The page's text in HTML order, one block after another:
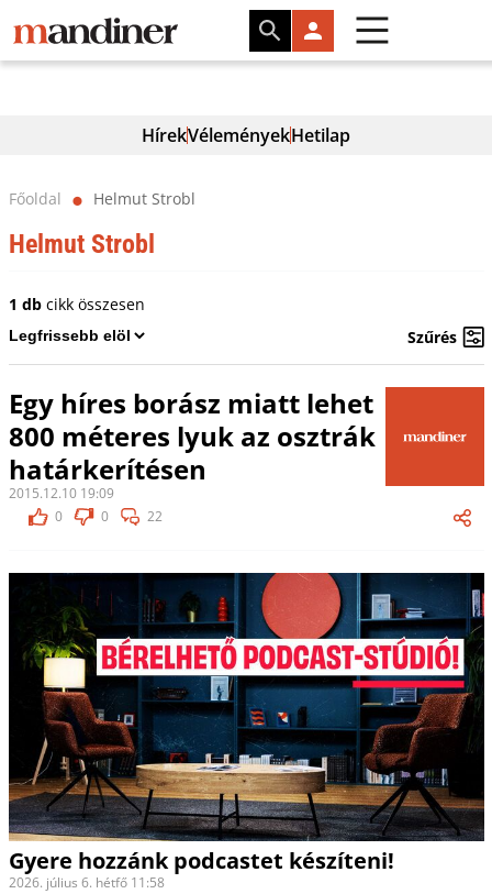
HírekVéleményekHetilap
Főoldal ⬤ Helmut Strobl
Helmut Strobl
1 dbcikk összesen
Szűrés
Egy híres borász miatt lehet
800 méteres lyuk az osztrák
határkerítésen
2015.12.10 19:09
0
0 22
Gyere hozzánk podcastet készíteni!
2026. július 6. hétfő 11:58